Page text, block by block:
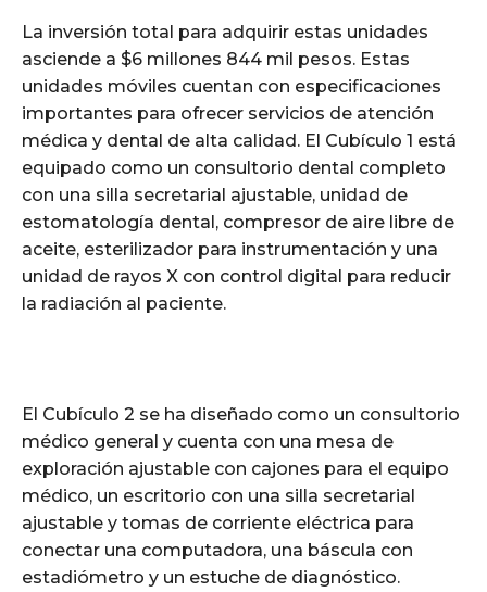
La inversión total para adquirir estas unidades
asciende a $6 millones 844 mil pesos. Estas
unidades móviles cuentan con especificaciones
importantes para ofrecer servicios de atención
médica y dental de alta calidad. El Cubículo 1 está
equipado como un consultorio dental completo
con una silla secretarial ajustable, unidad de
estomatología dental, compresor de aire libre de
aceite, esterilizador para instrumentación y una
unidad de rayos X con control digital para reducir
la radiación al paciente.
El Cubículo 2 se ha diseñado como un consultorio
médico general y cuenta con una mesa de
exploración ajustable con cajones para el equipo
médico, un escritorio con una silla secretarial
ajustable y tomas de corriente eléctrica para
conectar una computadora, una báscula con
estadiómetro y un estuche de diagnóstico.